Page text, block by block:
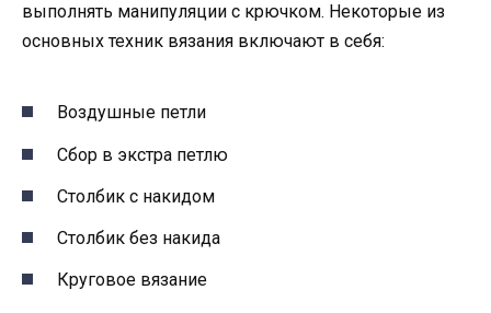
выполнять манипуляции с крючком. Некоторые из
основных техник вязания включают в себя:
Воздушные петли
Сбор в экстра петлю
Столбик с накидом
Столбик без накида
Круговое вязание